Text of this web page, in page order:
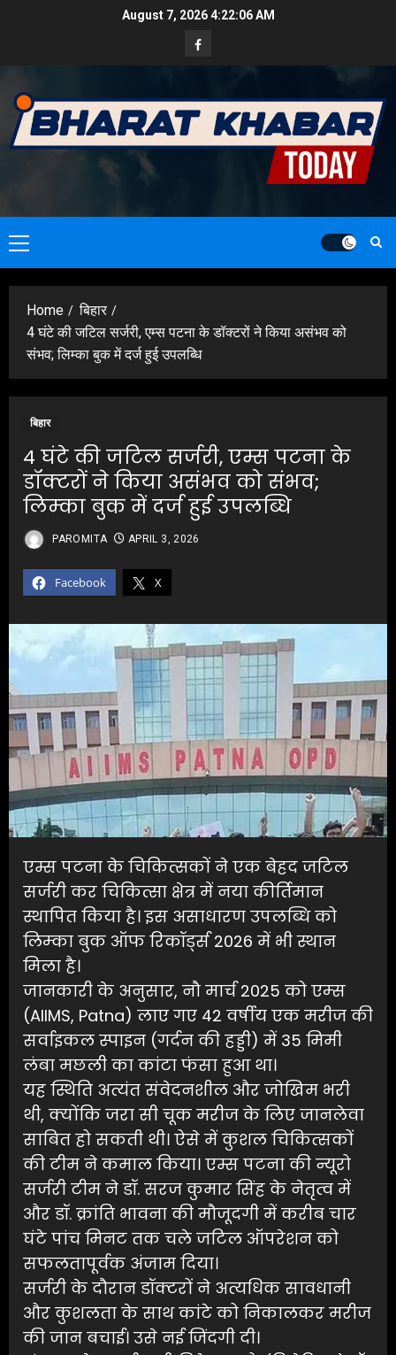
August 7, 20264:22:07 AM
Facebook
Primary
Menu
Home
बिहार
4 घंटे की जटिल सर्जरी, एम्स पटना के डॉक्टरों ने किया असंभव को
संभव; लिम्का बुक में दर्ज हुई उपलब्धि
बिहार
4 घंटे की जटिल सर्जरी, एम्स पटना के
डॉक्टरों ने किया असंभव को संभव;
लिम्का बुक में दर्ज हुई उपलब्धि
Facebook X
PAROMITA APRIL 3, 2026
एम्स पटना के चिकित्सकों ने एक बेहद जटिल
सर्जरी कर चिकित्सा क्षेत्र में नया कीर्तिमान
स्थापित किया है। इस असाधारण उपलब्धि को
लिम्का बुक ऑफ रिकॉर्ड्स 2026 में भी स्थान
मिला है।
जानकारी के अनुसार, नौ मार्च 2025 को एम्‍स
(AIIMS, Patna) लाए गए 42 वर्षीय एक मरीज की
सर्वाइकल स्पाइन (गर्दन की हड्डी) में 35 मिमी
लंबा मछली का कांटा फंसा हुआ था।
यह स्थिति अत्यंत संवेदनशील और जोखिम भरी
थी, क्योंकि जरा सी चूक मरीज के लिए जानलेवा
साबित हो सकती थी। ऐसे में कुशल चि‍क‍ित्‍सकों
की टीम ने कमाल क‍िया। एम्स पटना की न्यूरो
सर्जरी टीम ने डॉ. सरज कुमार सिंह के नेतृत्व में
और डॉ. क्रांति भावना की मौजूदगी में करीब चार
घंटे पांच मिनट तक चले जटिल ऑपरेशन को
सफलतापूर्वक अंजाम दिया।
सर्जरी के दौरान डॉक्टरों ने अत्यधिक सावधानी
और कुशलता के साथ कांटे को निकालकर मरीज
की जान बचाई। उसे नई जिंदगी दी।